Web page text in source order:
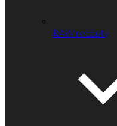
RAW recepty